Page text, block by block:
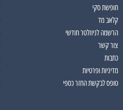
חופשת סקי
קלאב מד
הרשמה לניוזלטר חודשי
צור קשר
כתבות
מדיניות ופרטיות
טופס לבקשת החזר כספי